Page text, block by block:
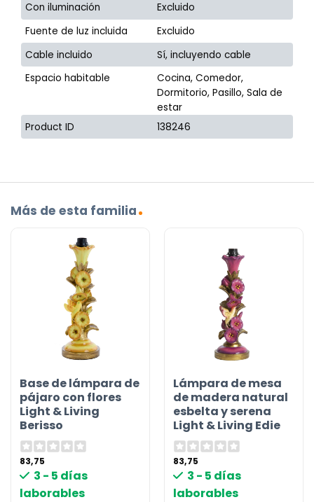
Con iluminación
Excluido
Fuente de luz incluida
Excluido
Cable incluido
Sí, incluyendo cable
Espacio habitable
Cocina, Comedor,
Dormitorio, Pasillo, Sala de
estar
Product ID
138246
Más de esta familia
Base de lámpara de
pájaro con flores
Light & Living
Berisso
83,75
3 - 5 días
laborables
Lámpara de mesa
de madera natural
esbelta y serena
Light & Living Edie
83,75
3 - 5 días
laborables